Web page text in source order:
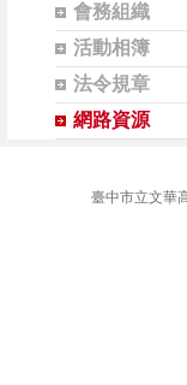
會務組織
活動相簿
法令規章
網路資源
臺中市立文華